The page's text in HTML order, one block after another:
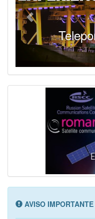
SES -
AVISO IMPORTANTE